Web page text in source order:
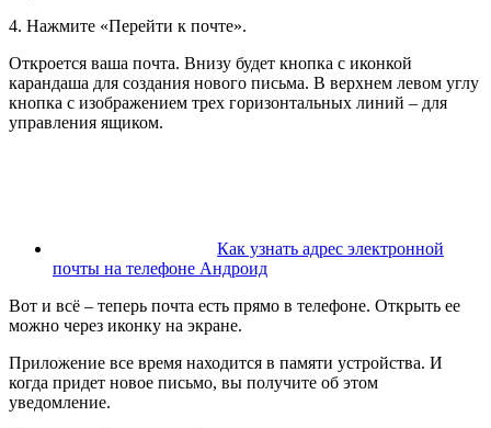
4. Нажмите «Перейти к почте».
Откроется ваша почта. Внизу будет кнопка с иконкой
карандаша для создания нового письма. В верхнем левом углу
кнопка с изображением трех горизонтальных линий – для
управления ящиком.
Как узнать адрес электронной
почты на телефоне Андроид
Вот и всё – теперь почта есть прямо в телефоне. Открыть ее
можно через иконку на экране.
Приложение все время находится в памяти устройства. И
когда придет новое письмо, вы получите об этом
уведомление.